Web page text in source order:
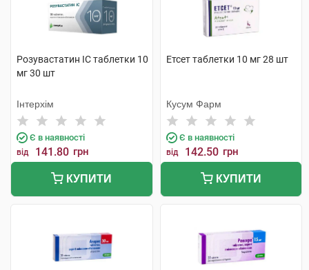
Розувастатин ІС таблетки 10
мг 30 шт
Інтерхім
Є в наявності
від 141.80 грн
КУПИТИ
Етсет таблетки 10 мг 28 шт
Кусум Фарм
Є в наявності
від 142.50 грн
КУПИТИ